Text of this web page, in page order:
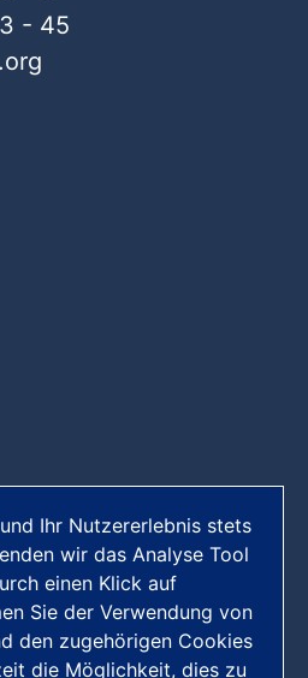
- 45
org
Ihr Nutzererlebnis stets
wir das Analyse Tool
einen Klick auf
Sie der Verwendung von
den zugehörigen Cookies
die Möglichkeit, dies zu